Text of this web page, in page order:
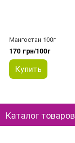
Мангостан 100г
170 грн/100г
Купить
Каталог товаров